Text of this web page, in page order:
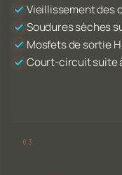
Vieillissement des
Soudures sèches
Mosfets de sortie
Court-circuit suite